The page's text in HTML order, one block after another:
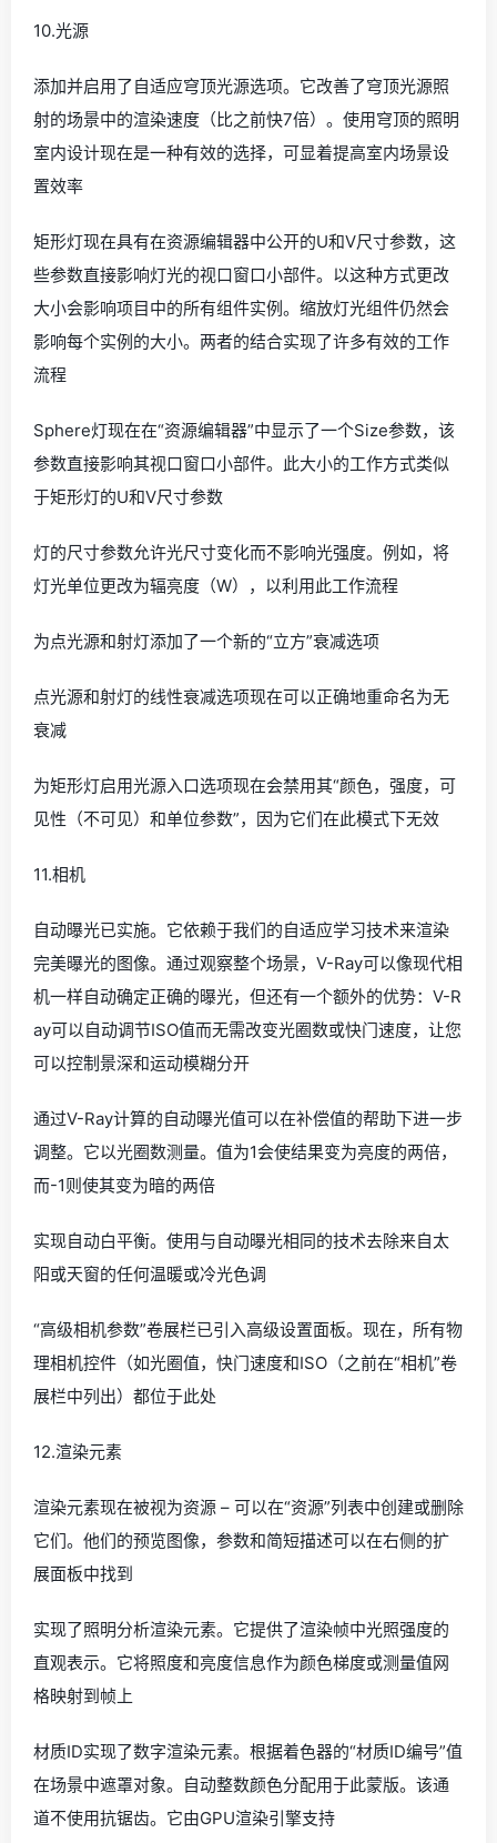
10.光源
添加并启用了自适应穹顶光源选项。它改善了穹顶光源照
射的场景中的渲染速度（比之前快7倍）。使用穹顶的照明
室内设计现在是一种有效的选择，可显着提高室内场景设
置效率
矩形灯现在具有在资源编辑器中公开的U和V尺寸参数，这
些参数直接影响灯光的视口窗口小部件。以这种方式更改
大小会影响项目中的所有组件实例。缩放灯光组件仍然会
影响每个实例的大小。两者的结合实现了许多有效的工作
流程
Sphere灯现在在“资源编辑器”中显示了一个Size参数，该
参数直接影响其视口窗口小部件。此大小的工作方式类似
于矩形灯的U和V尺寸参数
灯的尺寸参数允许光尺寸变化而不影响光强度。例如，将
灯光单位更改为辐亮度（W），以利用此工作流程
为点光源和射灯添加了一个新的“立方”衰减选项
点光源和射灯的线性衰减选项现在可以正确地重命名为无
衰减
为矩形灯启用光源入口选项现在会禁用其“颜色，强度，可
见性（不可见）和单位参数”，因为它们在此模式下无效
11.相机
自动曝光已实施。它依赖于我们的自适应学习技术来渲染
完美曝光的图像。通过观察整个场景，V-Ray可以像现代相
机一样自动确定正确的曝光，但还有一个额外的优势：V-R
ay可以自动调节ISO值而无需改变光圈数或快门速度，让您
可以控制景深和运动模糊分开
通过V-Ray计算的自动曝光值可以在补偿值的帮助下进一步
调整。它以光圈数测量。值为1会使结果变为亮度的两倍，
而-1则使其变为暗的两倍
实现自动白平衡。使用与自动曝光相同的技术去除来自太
阳或天窗的任何温暖或冷光色调
“高级相机参数”卷展栏已引入高级设置面板。现在，所有物
理相机控件（如光圈值，快门速度和ISO（之前在“相机”卷
展栏中列出）都位于此处
12.渲染元素
渲染元素现在被视为资源 – 可以在“资源”列表中创建或删除
它们。他们的预览图像，参数和简短描述可以在右侧的扩
展面板中找到
实现了照明分析渲染元素。它提供了渲染帧中光照强度的
直观表示。它将照度和亮度信息作为颜色梯度或测量值网
格映射到帧上
材质ID实现了数字渲染元素。根据着色器的“材质ID编号”值
在场景中遮罩对象。自动整数颜色分配用于此蒙版。该通
道不使用抗锯齿。它由GPU渲染引擎支持